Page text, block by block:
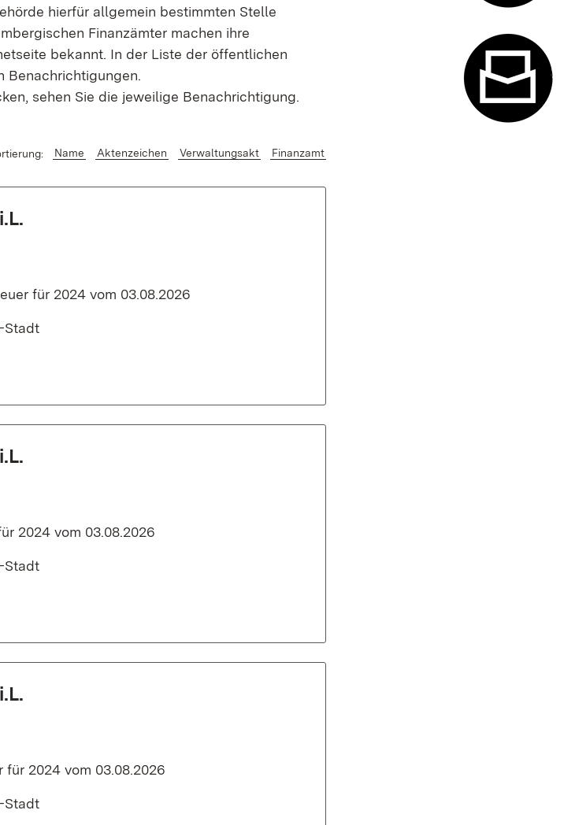
hierfür allgemein bestimmten Stelle
Finanzämter machen ihre
bekannt. In der Liste der öffentlichen
Benachrichtigungen.
sehen Sie die jeweilige Benachrichtigung.
Name Aktenzeichen Verwaltungsakt Finanzamt
für 2024 vom 03.08.2026
Stadt
2024 vom 03.08.2026
Stadt
für 2024 vom 03.08.2026
Stadt